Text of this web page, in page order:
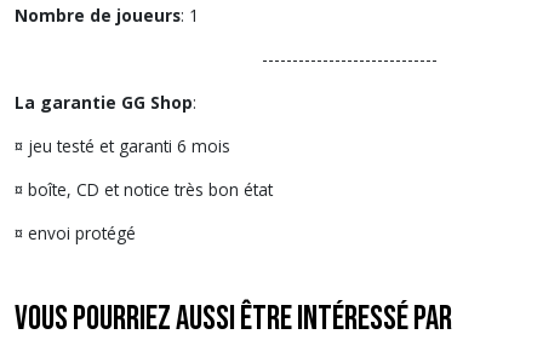
Nombre de joueurs: 1
-----------------------------
La garantie GG Shop:
¤ jeu testé et garanti 6 mois
¤ boîte, CD et notice très bon état
¤ envoi protégé
Vous pourriez aussi être intéressé par